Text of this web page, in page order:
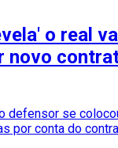
o real
novo
defensor se
por conta do